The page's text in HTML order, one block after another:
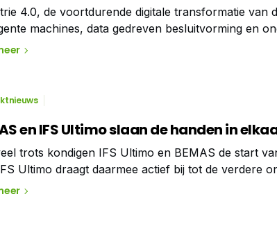
4.0, de voortdurende digitale transformatie van
machines, data gedreven besluitvorming en
4.0 zal een fundamenteel onderdeel zijn van
en IFS Ultimo slaan de handen in
trots kondigen IFS Ultimo en BEMAS de start
Ultimo draagt daarmee actief bij tot de verdere
voor onderhoud. BEMAS kent de laatste